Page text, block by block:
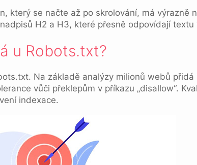
který se načte až po skrolování, má výrazně
H2 a H3, které přesně odpovídají textu
u Robots.txt?
Na základě analýzy milionů webů přidá
vůči překlepům v příkazu „disallow“.
indexace.